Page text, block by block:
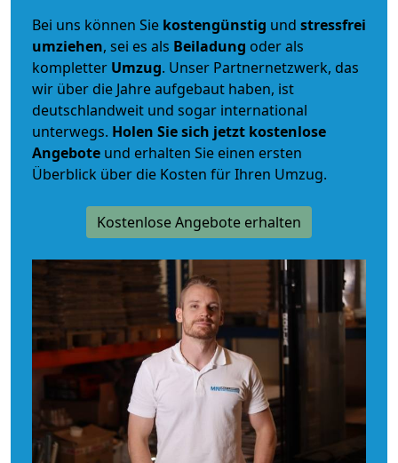
Bei uns können Sie kostengünstig und stressfrei
umziehen, sei es als Beiladung oder als
kompletter Umzug. Unser Partnernetzwerk, das
wir über die Jahre aufgebaut haben, ist
deutschlandweit und sogar international
unterwegs. Holen Sie sich jetzt kostenlose
Angebote und erhalten Sie einen ersten
Überblick über die Kosten für Ihren Umzug.
Kostenlose Angebote erhalten